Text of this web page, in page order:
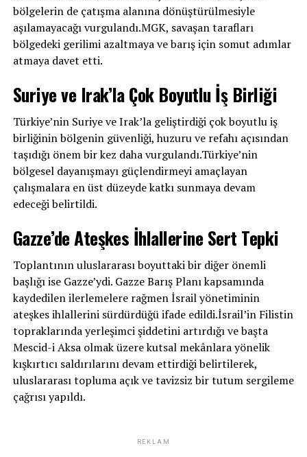
bölgelerin de çatışma alanına dönüştürülmesiyle
aşılamayacağı vurgulandı.MGK, savaşan tarafları
bölgedeki gerilimi azaltmaya ve barış için somut adımlar
atmaya davet etti.
Suriye ve Irak’la Çok Boyutlu İş Birliği
Türkiye’nin Suriye ve Irak’la geliştirdiği çok boyutlu iş
birliğinin bölgenin güvenliği, huzuru ve refahı açısından
taşıdığı önem bir kez daha vurgulandı.Türkiye’nin
bölgesel dayanışmayı güçlendirmeyi amaçlayan
çalışmalara en üst düzeyde katkı sunmaya devam
edeceği belirtildi.
Gazze’de Ateşkes İhlallerine Sert Tepki
Toplantının uluslararası boyuttaki bir diğer önemli
başlığı ise Gazze’ydi. Gazze Barış Planı kapsamında
kaydedilen ilerlemelere rağmen İsrail yönetiminin
ateşkes ihlallerini sürdürdüğü ifade edildi.İsrail’in Filistin
topraklarında yerleşimci şiddetini artırdığı ve başta
Mescid-i Aksa olmak üzere kutsal mekânlara yönelik
kışkırtıcı saldırılarını devam ettirdiği belirtilerek,
uluslararası topluma açık ve tavizsiz bir tutum sergileme
çağrısı yapıldı.
REKLAM